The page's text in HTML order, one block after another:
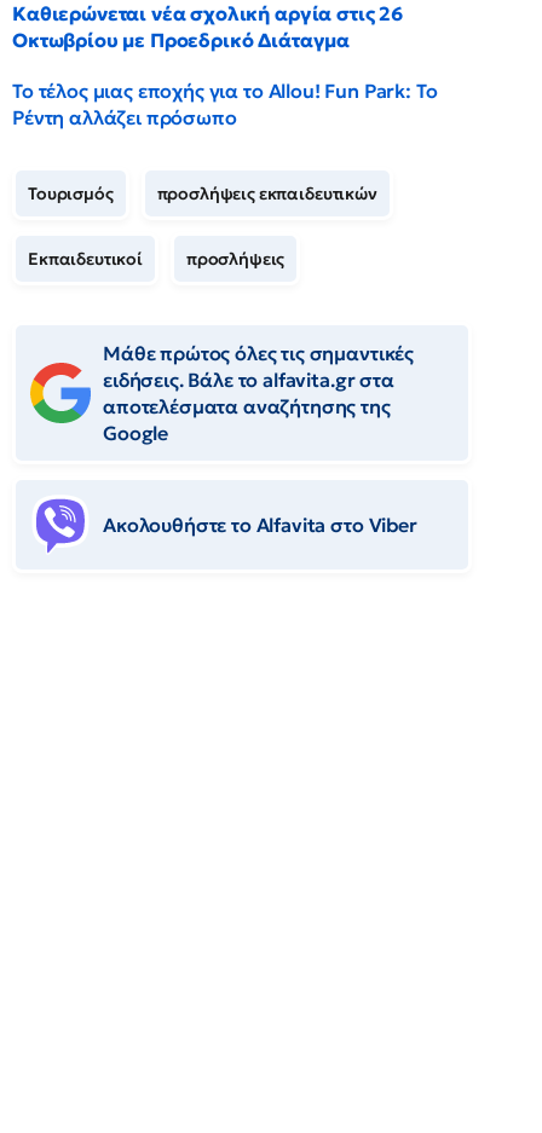
Καθιερώνεται νέα σχολική αργία στις 26
Οκτωβρίου με Προεδρικό Διάταγμα
Το τέλος μιας εποχής για το Allou! Fun Park: Το
Ρέντη αλλάζει πρόσωπο
Τουρισμός προσλήψεις εκπαιδευτικών
Εκπαιδευτικοί προσλήψεις
Μάθε πρώτος όλες τις σημαντικές
ειδήσεις. Βάλε το alfavita.gr στα
αποτελέσματα αναζήτησης της
Google
Ακολουθήστε το Αlfavita στο Viber